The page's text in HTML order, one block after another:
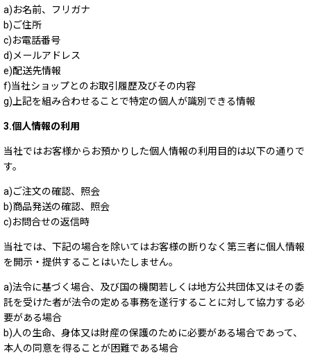
a)お名前、フリガナ
b)ご住所
c)お電話番号
d)メールアドレス
e)配送先情報
f)当社ショップとのお取引履歴及びその内容
g)上記を組み合わせることで特定の個人が識別できる情報
3.個人情報の利用
当社ではお客様からお預かりした個人情報の利用目的は以下の通りで
す。
a)ご注文の確認、照会
b)商品発送の確認、照会
c)お問合せの返信時
当社では、下記の場合を除いてはお客様の断りなく第三者に個人情報
を開示・提供することはいたしません。
a)法令に基づく場合、及び国の機関若しくは地方公共団体又はその委
託を受けた者が法令の定める事務を遂行することに対して協力する必
要がある場合
b)人の生命、身体又は財産の保護のために必要がある場合であって、
本人の同意を得ることが困難である場合